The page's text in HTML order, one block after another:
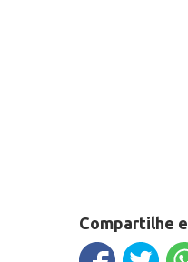
Compartilhe